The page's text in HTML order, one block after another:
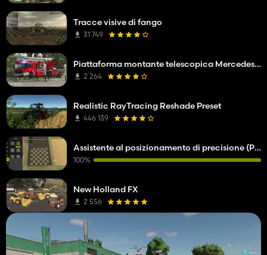
Tracce visive di fango
31 749
Piattaforma montante telescopica Mercedes Benz Econic WISS
2 264
Realistic RayTracing Reshade Preset
446 139
Assistente al posizionamento di precisione (PPA)
100%
New Holland FX
2 556